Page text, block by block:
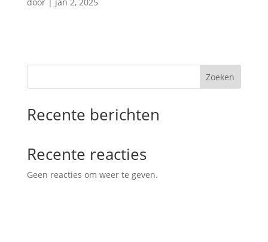
Zoeken
Recente berichten
Recente reacties
Geen reacties om weer te geven.